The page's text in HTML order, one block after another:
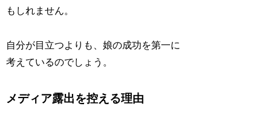
もしれません。
自分が目立つよりも、娘の成功を第一に
考えているのでしょう。
メディア露出を控える理由